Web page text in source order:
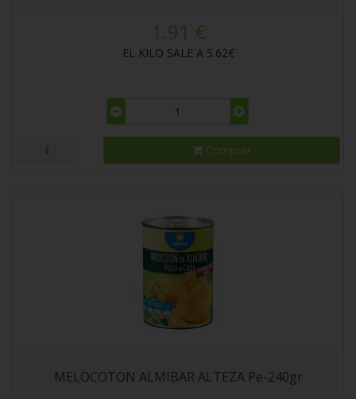
1.91 €
EL KILO SALE A 5.62€
Comprar
MELOCOTON ALMIBAR ALTEZA Pe-240gr